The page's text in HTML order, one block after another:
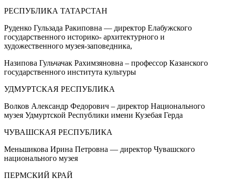
РЕСПУБЛИКА ТАТАРСТАН
Руденко Гульзада Ракиповна — директор Елабужского
государственного историко- архитектурного и
художественного музея-заповедника,
Назипова Гульчачак Рахимзяновна – профессор Казанского
государственного института культуры
УДМУРТСКАЯ РЕСПУБЛИКА
Волков Александр Федорович – директор Национального
музея Удмуртской Республики имени Кузебая Герда
ЧУВАШСКАЯ РЕСПУБЛИКА
Меньшикова Ирина Петровна — директор Чувашского
национального музея
ПЕРМСКИЙ КРАЙ